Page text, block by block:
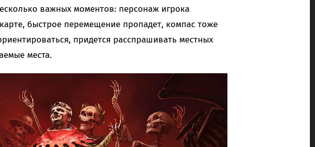
важных моментов: персонаж игрока
быстрое перемещение пропадет, компас тоже
придется расспрашивать местных
места.